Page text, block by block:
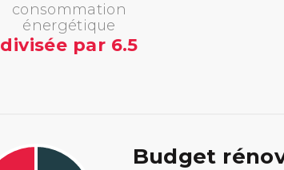
consommation
énergétique
divisée par 6.5
Budget